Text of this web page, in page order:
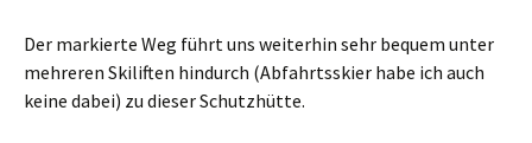
Der markierte Weg führt uns weiterhin sehr bequem unter
mehreren Skiliften hindurch (Abfahrtsskier habe ich auch
keine dabei) zu dieser Schutzhütte.